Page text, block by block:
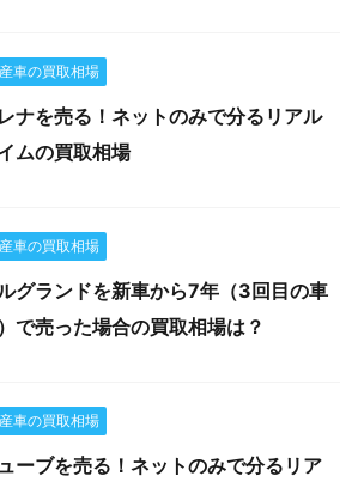
車の買取相場
ナを売る！ネットのみで分るリアル
ムの買取相場
車の買取相場
グランドを新車から7年（3回目の車
で売った場合の買取相場は？
車の買取相場
ーブを売る！ネットのみで分るリア